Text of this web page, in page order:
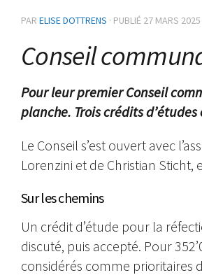
PAR ELISE DOTTRENS · PUBLIÉ 27 MARS 2025
Conseil
Pour leur premier Conseil
planche. Trois crédits
Le Conseil s’est ouvert avec
Lorenzini et de Christian
Sur les chemins
Un crédit d’étude pour la
discuté, puis accepté. Pour
considérés comme prioritaires